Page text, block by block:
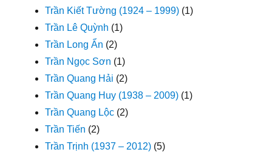
Trần Kiết Tường (1924 – 1999) (1)
Trần Lê Quỳnh (1)
Trần Long Ẩn (2)
Trần Ngọc Sơn (1)
Trần Quang Hải (2)
Trần Quang Huy (1938 – 2009) (1)
Trần Quang Lộc (2)
Trần Tiến (2)
Trần Trịnh (1937 – 2012) (5)